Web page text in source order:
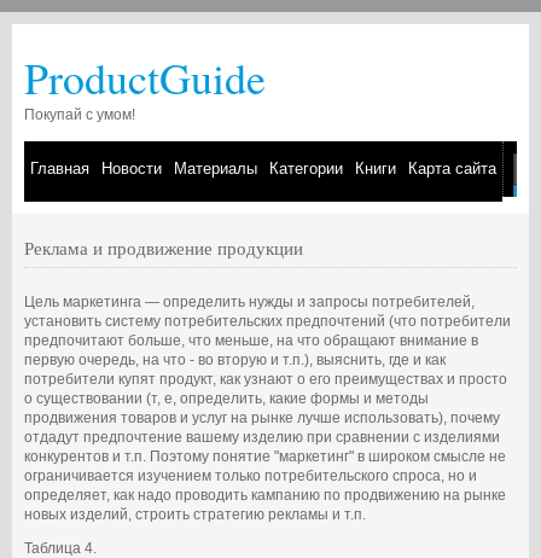
ProductGuide
Покупай с умом!
Главная Новости Материалы Категории Книги Карта сайта
Реклама и продвижение продукции
Цель маркетинга — определить нужды и запросы потребите­лей,
установить систему потребительских предпочтений (что по­требители
предпочитают больше, что меньше, на что обращают внимание в
первую очередь, на что - во вторую и т.п.), выяснить, где и как
потребители купят продукт, как узнают о его преимуще­ствах и просто
о существовании (т, е, определить, какие формы и методы
продвижения товаров и услуг на рынке лучше использо­вать), почему
отдадут предпочтение вашему изделию при срав­нении с изделиями
конкурентов и т.п. Поэтому понятие "маркетинг" в широком смысле не
ограничивается изучением только потреби­тельского спроса, но и
определяет, как надо проводить кампанию по продвижению на рынке
новых изде­лий, строить стратегию рекламы и т.п.
Таблица 4.